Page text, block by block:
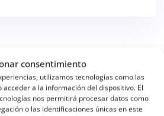
consentimiento
utilizamos tecnologías como las
a la información del dispositivo. El
nos permitirá procesar datos como
o las identificaciones únicas en este